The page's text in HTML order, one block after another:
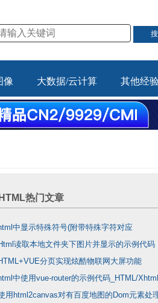
像 大数据/云计算 其他经
热门文章
中显示特殊符号(附带特殊字符对应
)_HTML/Xhtml
读取本地文件夹下图片并显示的示例代码
Xhtml分页实现炫酷物联网大屏功能
Xhtml
中使用vue-router的示例代码_HTML/Xhtml
用html2canvas对有百度地图的Dom元素处